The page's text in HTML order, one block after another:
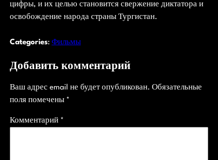
цифры, и их целью становится свержение диктатора и
освобождение народа страны Тургистан.
Categories: Фильмы
Добавить комментарий
Ваш адрес email не будет опубликован. Обязательные
поля помечены *
Комментарий *